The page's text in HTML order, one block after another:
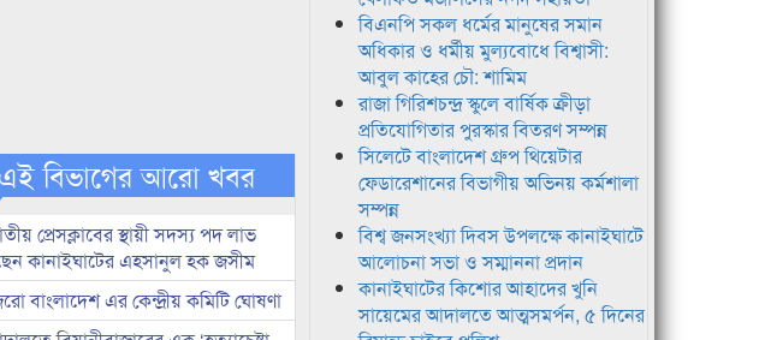
এই বিভাগের আরো খবর
প্রেসক্লাবের স্থায়ী সদস্য পদ লাভ
কানাইঘাটের এহসানুল হক জসীম
বাংলাদেশ এর কেন্দ্রীয় কমিটি ঘোষণা
বিএনপি সকল ধর্মের মানুষের সমান
অধিকার ও ধর্মীয় মুল্যবোধে বিশ্বাসী:
আবুল কাহের চৌ: শামিম
রাজা গিরিশচন্দ্র স্কুলে বার্ষিক ক্রীড়া
প্রতিযোগিতার পুরস্কার বিতরণ সম্পন্ন
সিলেটে বাংলাদেশ গ্রুপ থিয়েটার
ফেডারেশানের বিভাগীয় অভিনয় কর্মশালা
সম্পন্ন
বিশ্ব জনসংখ্যা দিবস উপলক্ষে কানাইঘাটে
আলোচনা সভা ও সম্মাননা প্রদান
কানাইঘাটের কিশোর আহাদের খুনি
সায়েমের আদালতে আত্মসমর্পন, ৫ দিনের